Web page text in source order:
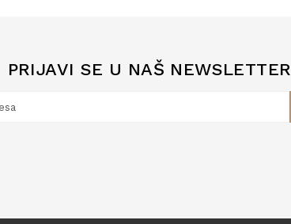
PRIJAVI SE U NAŠ NEWSLETTER